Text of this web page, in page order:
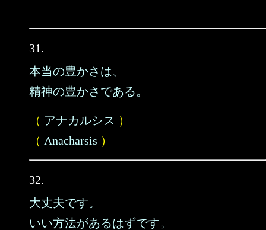
31.
本当の豊かさは、
精神の豊かさである。
（ アナカルシス ）
（ Anacharsis ）
32.
大丈夫です。
いい方法があるはずです。